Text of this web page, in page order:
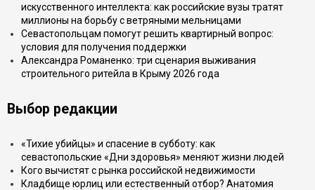
искусственного интеллекта: как российские вузы тратят
миллионы на борьбу с ветряными мельницами
Севастопольцам помогут решить квартирный вопрос:
условия для получения поддержки
Александра Романенко: три сценария выживания
строительного ритейла в Крыму 2026 года
Выбор редакции
«Тихие убийцы» и спасение в субботу: как
севастопольские «Дни здоровья» меняют жизни людей
Кого вычистят с рынка российской недвижимости
Кладбище юрлиц или естественный отбор? Анатомия